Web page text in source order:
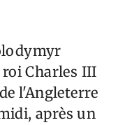
Charles III
l'Angleterre
après un